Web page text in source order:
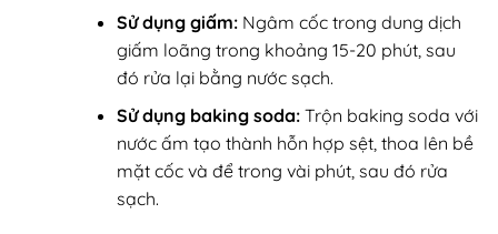
Sử dụng giấm:Ngâm cốc trong dung dịch
giấm loãng trong khoảng 15-20 phút, sau
đó rửa lại bằng nước sạch.
Sử dụng baking soda:Trộn baking soda với
nước ấm tạo thành hỗn hợp sệt, thoa lên bề
mặt cốc và để trong vài phút, sau đó rửa
sạch.